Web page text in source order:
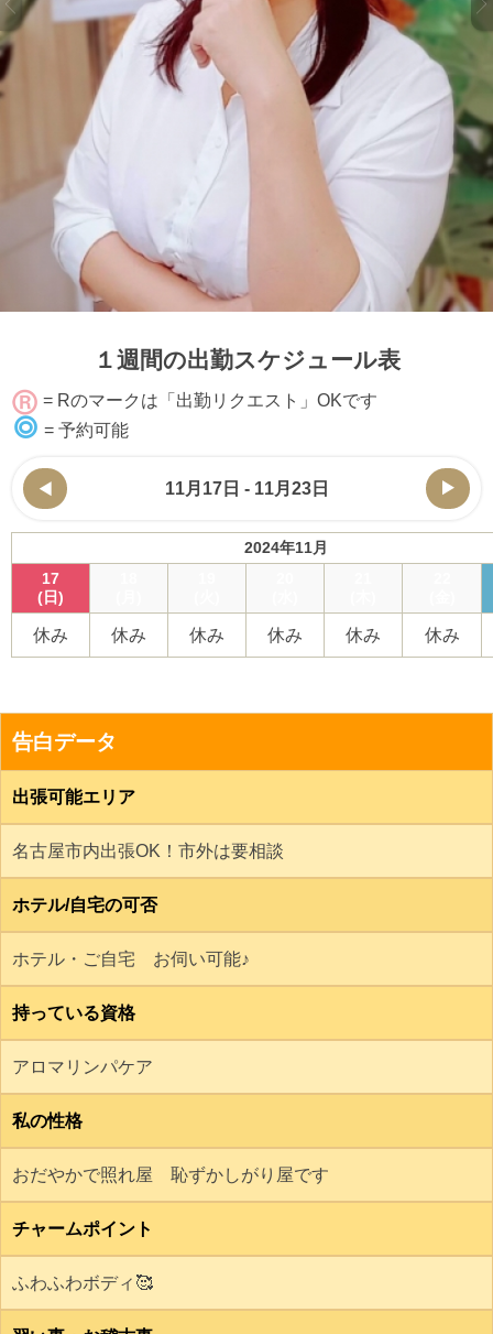
１週間の出勤スケジュール表
= Rのマークは「出勤リクエスト」OKです
= 予約可能
11月17日 - 11月23日
2024年11月
17
(日)
休み 休み 休み 休み 休み 休み
告白データ
出張可能エリア
名古屋市内出張OK！市外は要相談
ホテル/自宅の可否
ホテル・ご自宅 お伺い可能♪
持っている資格
アロマリンパケア
私の性格
おだやかで照れ屋 恥ずかしがり屋です
チャームポイント
ふわふわボディ🥰